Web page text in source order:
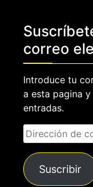
correo
Introduce tu
a esta pagina
entradas.
Dirección
de
correo
electrónico
Suscribir